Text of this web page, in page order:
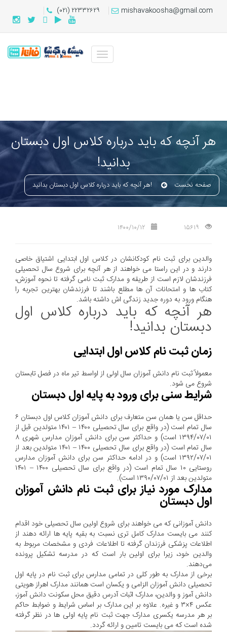
(۰۲۱) ۲۲۳۳۲۶۲۹ mishavakoosha@gmail.com
هر آنچه که باید درباره کلاس اول دبستان
بدانید!
هر آنچه که باید درباره کلاس اول دبستان بدانید! صفحه نخست
۱۵۶۱۹
والدین برای ثبت نام کودکانشان در کلاس اول ابتدایی اشتیاق خاصی
دارند و در این راستا می خواهند از هر آنچه برای شروع سال تحصیلی
فرزندشان لازم است از طریقه و مدارک ثبت نامی گرفته تا نحوه آموزش،
کتاب ها و امتحانات آن ها مطلع باشند تا فرزندشان بهترین تجربه را
هنگام ورود به دوره جدید زندگی اش داشته باشد.
هر آنچه که باید درباره کلاس اول
دبستان بدانید!
زمان ثبت نام کلاس اول ابتدایی
معمولاً ثبت نام دانش آموزان سال اولی از اواسط تیر ماه در فصل تابستان
شروع می شود.
شرایط سنی برای ورود به پایه اول دبستان
حداقل سن یا همان سن متعارف برای دانش آموزان کلاس اول دبستان ۶
سال تمام است (در واقع برای سال تحصیلی ۱۴۰۰ – ۱۴۰۱ متولدین قبل از
۱۳۹۴/۰۷/۰۱ است) و حداکثر سن برای دانش آموزان مدارس شهری ۸
سال تمام است (در واقع برای سال تحصیلی ۱۴۰۰ – ۱۴۰۱ متولدین بعد از
۱۳۹۲/۰۷/۰۱ است) و در ادامه حداکثر سن برای دانش آموزان مدارس
روستایی ۱۰ سال تمام است (در واقع برای سال تحصیلی ۱۴۰۰ – ۱۴۰۱
متولدین بعد از ۱۳۹۰/۰۷/۰۱ است).
مدارک مورد نیاز برای ثبت نام دانش آموزان
اول دبستان
دانش آموزانی که می خواهند برای شروع اولین سال تحصیلی خود اقدام
کنند می بایست مدارک کامل تری نسبت به بقیه پایه ها ارائه دهند از
اطلاعات پزشکی فرزندان گرفته تا اطلاعات فردی و مشخصات مربوط به
والدین خود، زیرا برای اولین بار است که در مدرسه تشکیل پرونده
می‌دهند.
برخی از مدارک به طور کلی در تمامی مدارس برای ثبت نام در پایه اول
تحصیلی دانش آموزان الزامی و یکسان است همانند مدارک اهراز هویتی
دانش آموز و والدین، مدارک اثبات آدرس دقیق محل سکونت دانش آموز،
عکس ۴×۳ و غیره. علاوه بر این مدارک بر اساس شرایط و ضوابط حاکم
بر هر مدرسه یکسری مدارک جهت ثبت نام پایه اولی ها در نظر گرفته
شده است که می بایست تامین و ارائه گردد.